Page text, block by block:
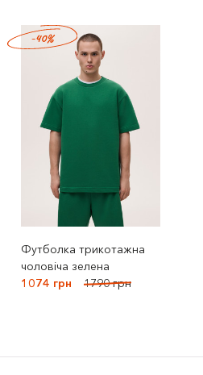
Футболка трикотажна
чоловіча зелена
1074 грн
1790 грн
-40%